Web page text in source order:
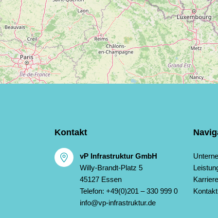
Kontakt
vP Infrastruktur GmbH
Willy-Brandt-Platz 5
45127 Essen
Telefon: +49(0)201 – 330 999 0
info@vp-infrastruktur.de
Kontakt